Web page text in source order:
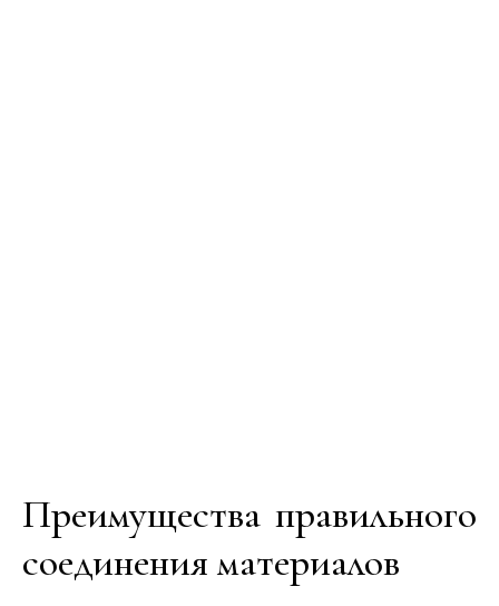
Преимущества правильного
соединения материалов